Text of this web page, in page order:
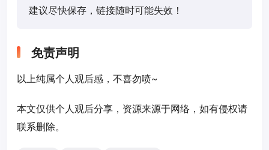
建议尽快保存，链接随时可能失效！
免责声明
以上纯属个人观后感，不喜勿喷~
本文仅供个人观后分享，资源来源于网络，如有侵权请
联系删除。